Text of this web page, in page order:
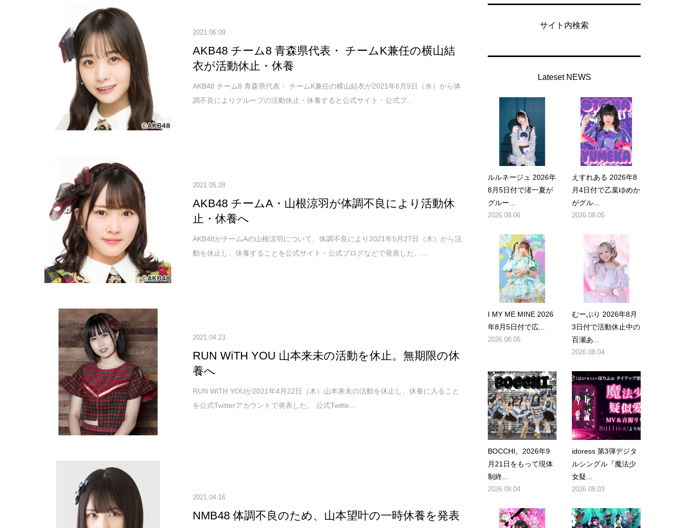
2021.06.09
AKB48 チーム8 青森県代表・ チームK兼任の横山結
衣が活動休止・休養
AKB48 チーム8 青森県代表・ チームK兼任の横山結衣が2021年6月9日（水）から体
調不良によりグループの活動休止・休養すると公式サイト・公式ブ...
2021.05.28
AKB48 チームA・山根涼羽が体調不良により活動休
止・休養へ
AKB48がチームAの山根涼羽について、体調不良により2021年5月27日（木）から活
動を休止し、休養することを公式サイト・公式ブログなどで発表した。...
2021.04.23
RUN WiTH YOU 山本来未の活動を休止。無期限の休
養へ
RUN WiTH YOUが2021年4月22日（木）山本来未の活動を休止し、休養に入ること
を公式Twitterアカウントで発表した。 公式Twitte...
2021.04.16
NMB48 体調不良のため、山本望叶の一時休養を発表
サイト内検索
Lateset NEWS
ルルネージュ 2026年
8月5日付で渚一夏が
グルー...
2026.08.06
えすれある 2026年8
月4日付で乙葉ゆめか
がグル...
2026.08.05
I MY ME MINE 2026
年8月5日付で広...
2026.08.05
むーぷり 2026年8月
3日付で活動休止中の
百瀬あ...
2026.08.04
BOCCHI。2026年9
月21日をもって現体
制終...
2026.08.04
idoress 第3弾デジタ
ルシングル『魔法少
女疑...
2026.08.03